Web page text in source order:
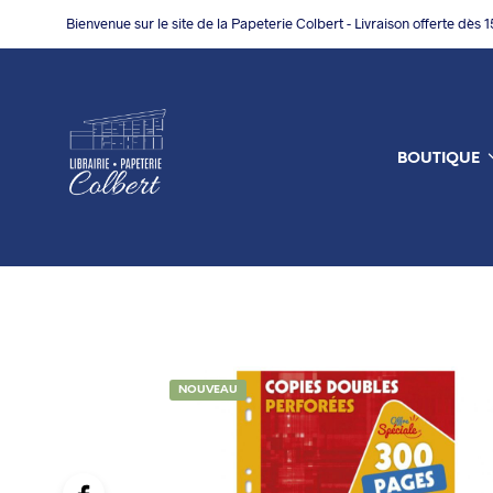
Bienvenue sur le site de la Papeterie Colbert - Livraison offerte dès
BOUTIQUE
NOUVEAU